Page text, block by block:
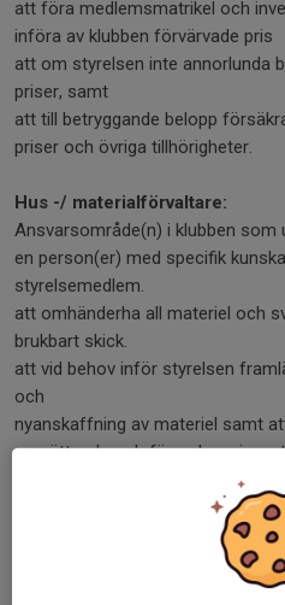
att föra medlemsmatrikel och
införa av klubben förvärvade pris
att om styrelsen inte annorlunda
priser, samt
att till betryggande belopp
priser och övriga tillhörigheter.
Hus -/ materialförvaltare:
Ansvarsområde(n) i klubben som
en person(er) med specifik
styrelsemedlem.
att omhänderha all materiel och
brukbart skick.
att vid behov inför styrelsen
och
nyanskaffning av materiel samt
upprättande och förande av
För den tävlingsinriktade
styrelsen ett eller flera ansvariga
befrämja medlemmarnas träning.